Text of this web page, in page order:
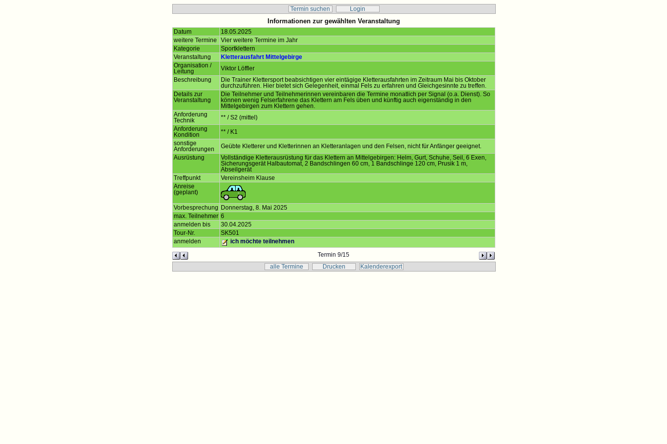
Termin suchen Login
Informationen zur gewählten Veranstaltung
Datum
18.05.2025
weitere Termine
Vier weitere Termine im Jahr
Kategorie
Sportklettern
Veranstaltung
Kletterausfahrt Mittelgebirge
Organisation /
Leitung
Viktor Löffler
Beschreibung
Die Trainer Klettersport beabsichtigen vier eintägige Kletterausfahrten im Zeitraum Mai bis Oktober
durchzuführen. Hier bietet sich Gelegenheit, einmal Fels zu erfahren und Gleichgesinnte zu treffen.
Details zur
Veranstaltung
Die Teilnehmer und Teilnehmerinnen vereinbaren die Termine monatlich per Signal (o.a. Dienst). So
können wenig Felserfahrene das Klettern am Fels üben und künftig auch eigenständig in den
Mittelgebirgen zum Klettern gehen.
Anforderung
Technik
** / S2 (mittel)
Anforderung
Kondition
** / K1
sonstige
Anforderungen
Geübte Kletterer und Kletterinnen an Kletteranlagen und den Felsen, nicht für Anfänger geeignet.
Ausrüstung
Vollständige Kletterausrüstung für das Klettern an Mittelgebirgen: Helm, Gurt, Schuhe, Seil, 6 Exen,
Sicherungsgerät Halbautomat, 2 Bandschlingen 60 cm, 1 Bandschlinge 120 cm, Prusik 1 m,
Abseilgerät
Treffpunkt
Vereinsheim Klause
Anreise
(geplant)
Vorbesprechung
Donnerstag, 8. Mai 2025
max. Teilnehmer 6
anmelden bis
30.04.2025
Tour-Nr.
SK501
anmelden
ich möchte teilnehmen
Termin 9/15
alle Termine
Drucken Kalenderexport